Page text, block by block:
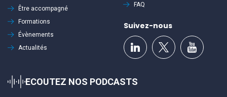
Être accompagné
Formations
Évènements
Actualités
FAQ
Suivez-nous
ECOUTEZ NOS PODCASTS